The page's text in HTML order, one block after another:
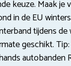
keuze. Maak je
in de EU
tijdens
geschikt.
autobanden